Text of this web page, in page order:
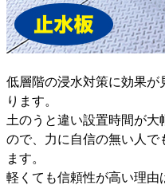
低層階の浸水対策に効果が
ります。
土のうと違い設置時間が
ので、力に自信の無い人で
ます。
軽くても信頼性が高い理由